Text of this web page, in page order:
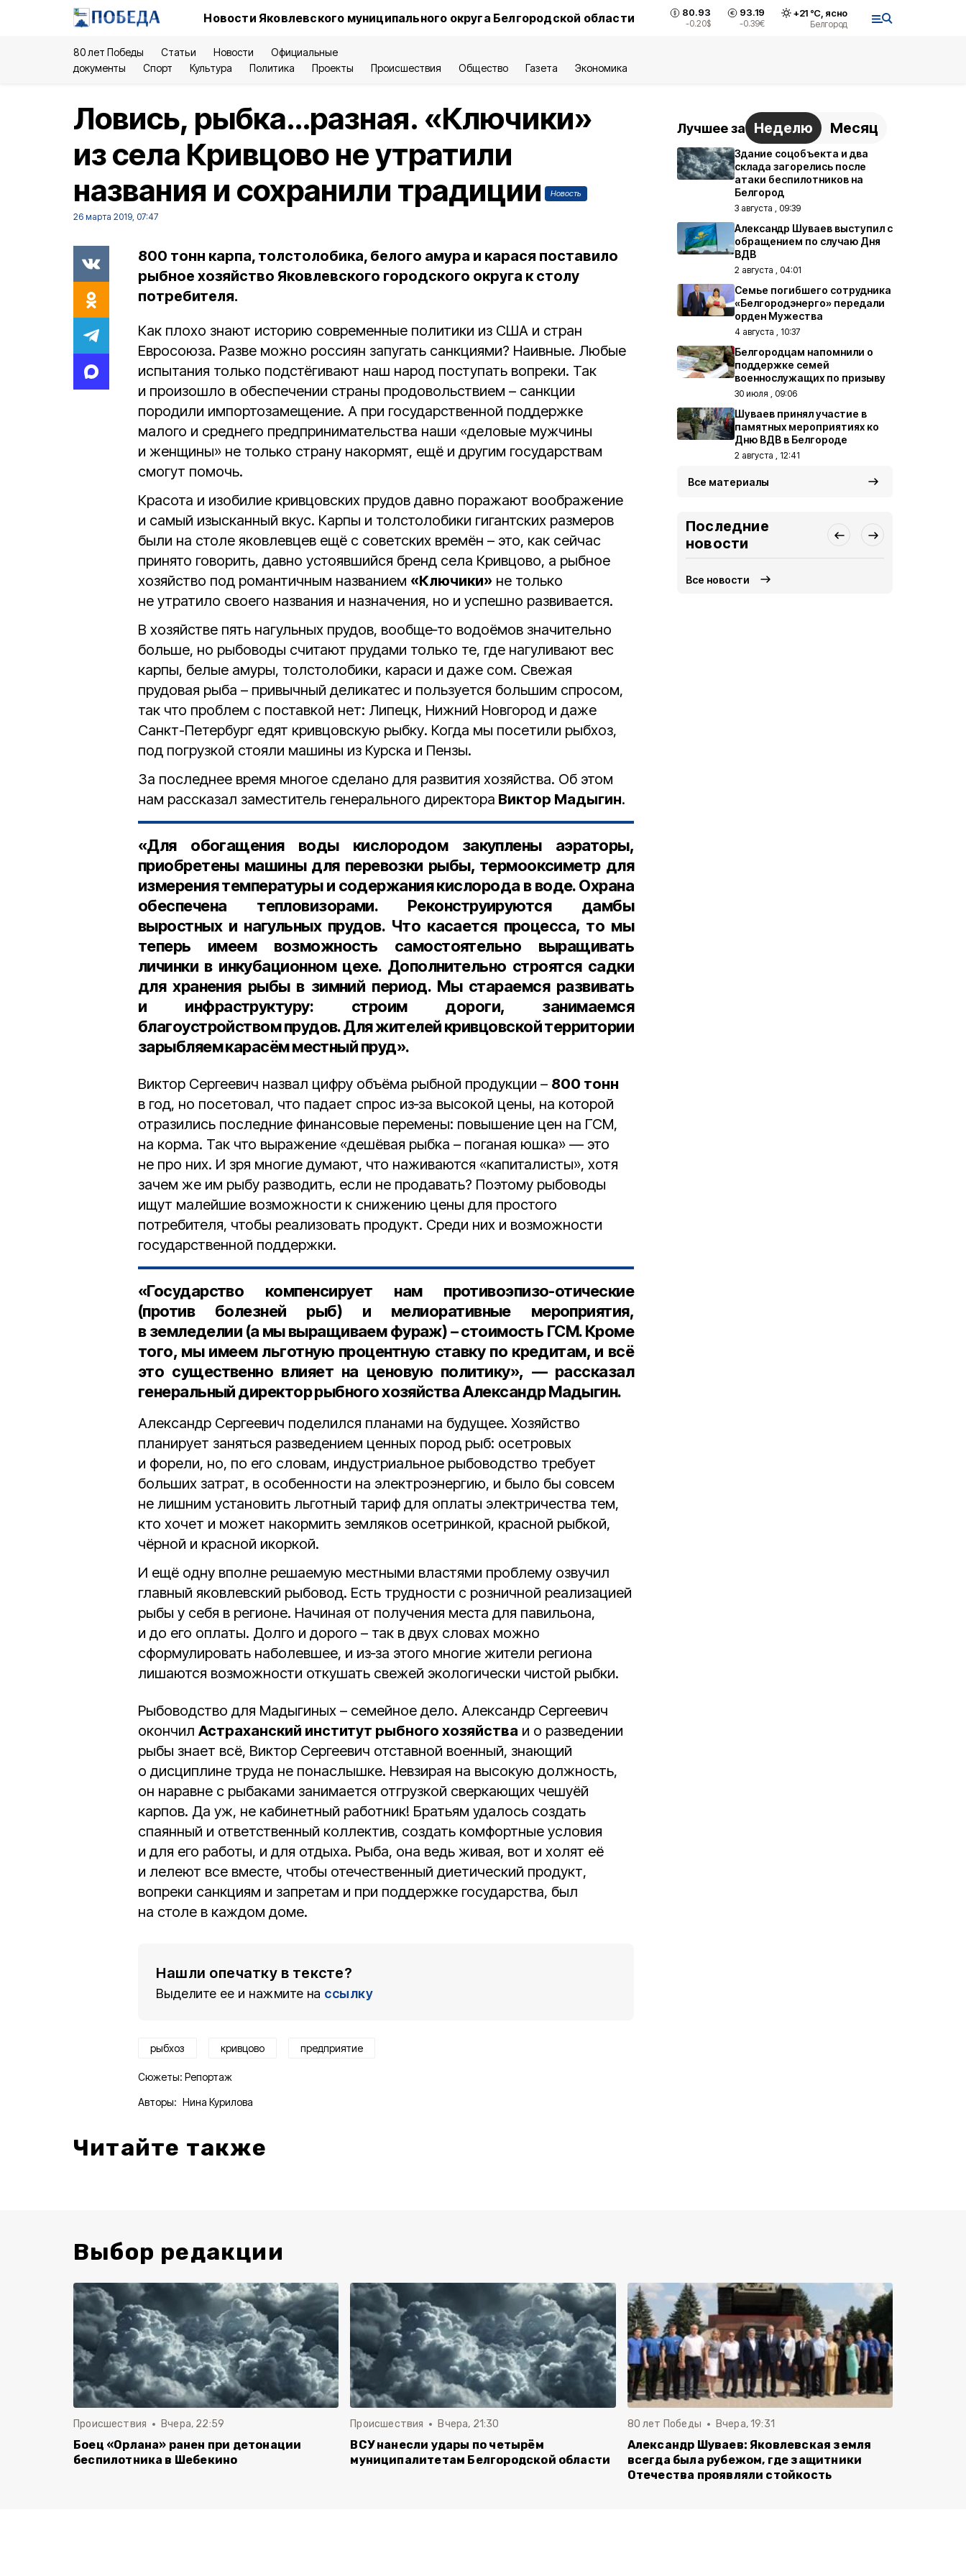
Новости Яковлевского муниципального округа Белгородской области 80.93
-0.20$
93.19
-0.39€
+21°С, ясно
Белгород
80 лет Победы Статьи Новости
Официальные
документы
Спорт Культура Политика Проекты Происшествия Общество Газета Экономика
Ловись, рыбка…разная. «Ключики»
из села Кривцово не утратили
названия и сохранили традиции
Новость
26 марта 2019, 07:47
800 тонн карпа, толстолобика, белого амура и карася поставило
рыбное хозяйство Яковлевского городского округа к столу
потребителя.
Как плохо знают историю современные политики из США и стран
Евросоюза. Разве можно россиян запугать санкциями? Наивные. Любые
испытания только подстёгивают наш народ поступать вопреки. Так
и произошло в обеспечении страны продовольствием – санкции
породили импортозамещение. А при государственной поддержке
малого и среднего предпринимательства наши «деловые мужчины
и женщины» не только страну накормят, ещё и другим государствам
смогут помочь.
Красота и изобилие кривцовских прудов давно поражают воображение
и самый изысканный вкус. Карпы и толстолобики гигантских размеров
были на столе яковлевцев ещё с советских времён – это, как сейчас
принято говорить, давно устоявшийся бренд села Кривцово, а рыбное
хозяйство под романтичным названием «Ключики» не только
не утратило своего названия и назначения, но и успешно развивается.
В хозяйстве пять нагульных прудов, вообще‑то водоёмов значительно
больше, но рыбоводы считают прудами только те, где нагуливают вес
карпы, белые амуры, толстолобики, караси и даже сом. Свежая
прудовая рыба – привычный деликатес и пользуется большим спросом,
так что проблем с поставкой нет: Липецк, Нижний Новгород и даже
Санкт-Петербург едят кривцовскую рыбку. Когда мы посетили рыбхоз,
под погрузкой стояли машины из Курска и Пензы.
За последнее время многое сделано для развития хозяйства. Об этом
нам рассказал заместитель генерального директора Виктор Мадыгин.
«Для обогащения воды кислородом закуплены аэраторы,
приобретены машины для перевозки рыбы, термооксиметр для
измерения температуры и содержания кислорода в воде. Охрана
обеспечена тепловизорами. Реконструируются дамбы
выростных и нагульных прудов. Что касается процесса, то мы
теперь имеем возможность самостоятельно выращивать
личинки в инкубационном цехе. Дополнительно строятся садки
для хранения рыбы в зимний период. Мы стараемся развивать
и инфраструктуру: строим дороги, занимаемся
благоустройством прудов. Для жителей кривцовской территории
зарыбляем карасём местный пруд».
Виктор Сергеевич назвал цифру объёма рыбной продукции – 800 тонн
в год, но посетовал, что падает спрос из‑за высокой цены, на которой
отразились последние финансовые перемены: повышение цен на ГСМ,
на корма. Так что выражение «дешёвая рыбка – поганая юшка» — это
не про них. И зря многие думают, что наживаются «капиталисты», хотя
зачем же им рыбу разводить, если не продавать? Поэтому рыбоводы
ищут малейшие возможности к снижению цены для простого
потребителя, чтобы реализовать продукт. Среди них и возможности
государственной поддержки.
«Государство компенсирует нам противоэпизо-отические
(против болезней рыб) и мелиоративные мероприятия,
в земледелии (а мы выращиваем фураж) – стоимость ГСМ. Кроме
того, мы имеем льготную процентную ставку по кредитам, и всё
это существенно влияет на ценовую политику», — рассказал
генеральный директор рыбного хозяйства Александр Мадыгин.
Александр Сергеевич поделился планами на будущее. Хозяйство
планирует заняться разведением ценных пород рыб: осетровых
и форели, но, по его словам, индустриальное рыбоводство требует
больших затрат, в особенности на электроэнергию, и было бы совсем
не лишним установить льготный тариф для оплаты электричества тем,
кто хочет и может накормить земляков осетринкой, красной рыбкой,
чёрной и красной икоркой.
И ещё одну вполне решаемую местными властями проблему озвучил
главный яковлевский рыбовод. Есть трудности с розничной реализацией
рыбы у себя в регионе. Начиная от получения места для павильона,
и до его оплаты. Долго и дорого – так в двух словах можно
сформулировать наболевшее, и из‑за этого многие жители региона
лишаются возможности откушать свежей экологически чистой рыбки.
Рыбоводство для Мадыгиных – семейное дело. Александр Сергеевич
окончил Астраханский институт рыбного хозяйства и о разведении
рыбы знает всё, Виктор Сергеевич отставной военный, знающий
о дисциплине труда не понаслышке. Невзирая на высокую должность,
он наравне с рыбаками занимается отгрузкой сверкающих чешуёй
карпов. Да уж, не кабинетный работник! Братьям удалось создать
спаянный и ответственный коллектив, создать комфортные условия
и для его работы, и для отдыха. Рыба, она ведь живая, вот и холят её
и лелеют все вместе, чтобы отечественный диетический продукт,
вопреки санкциям и запретам и при поддержке государства, был
на столе в каждом доме.
Нашли опечатку в тексте?
Выделите ее и нажмите на ссылку
рыбхоз кривцово предприятие
Сюжеты: Репортаж
Авторы: Нина Курилова
Читайте также
Лучшее за Неделю Месяц
Здание соцобъекта и два
склада загорелись после
атаки беспилотников на
Белгород
3 августа , 09:39
Александр Шуваев выступил с
обращением по случаю Дня
ВДВ
2 августа , 04:01
Семье погибшего сотрудника
«Белгородэнерго» передали
орден Мужества
4 августа , 10:37
Белгородцам напомнили о
поддержке семей
военнослужащих по призыву
30 июля , 09:06
Шуваев принял участие в
памятных мероприятиях ко
Дню ВДВ в Белгороде
2 августа , 12:41
Все материалы
Последние
новости
Все новости
Выбор редакции
Происшествия Вчера, 22:59
Боец «Орлана» ранен при детонации
беспилотника в Шебекино
Происшествия Вчера, 21:30
ВСУ нанесли удары по четырём
муниципалитетам Белгородской области
80 лет Победы Вчера, 19:31
Александр Шуваев: Яковлевская земля
всегда была рубежом, где защитники
Отечества проявляли стойкость